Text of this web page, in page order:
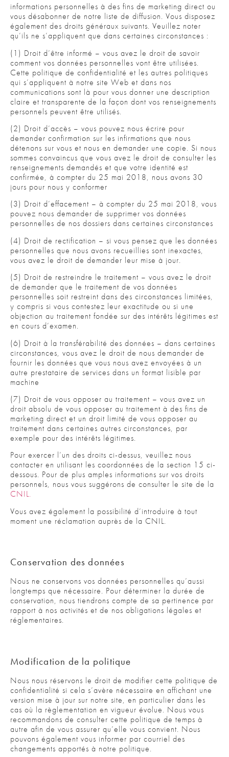
informations personnelles à des fins de marketing direct ou
vous désabonner de notre liste de diffusion. Vous disposez
également des droits généraux suivants. Veuillez noter
qu’ils ne s’appliquent que dans certaines circonstances :
(1) Droit d’être informé – vous avez le droit de savoir
comment vos données personnelles vont être utilisées.
Cette politique de confidentialité et les autres politiques
qui s’appliquent à notre site Web et dans nos
communications sont là pour vous donner une description
claire et transparente de la façon dont vos renseignements
personnels peuvent être utilisés.
(2) Droit d’accès – vous pouvez nous écrire pour
demander confirmation sur les infirmations que nous
détenons sur vous et nous en demander une copie. Si nous
sommes convaincus que vous avez le droit de consulter les
renseignements demandés et que votre identité est
confirmée, à compter du 25 mai 2018, nous avons 30
jours pour nous y conformer
(3) Droit d’effacement – à compter du 25 mai 2018, vous
pouvez nous demander de supprimer vos données
personnelles de nos dossiers dans certaines circonstances
(4) Droit de rectification – si vous pensez que les données
personnelles que nous avons recueillies sont inexactes,
vous avez le droit de demander leur mise à jour.
(5) Droit de restreindre le traitement – vous avez le droit
de demander que le traitement de vos données
personnelles soit restreint dans des circonstances limitées,
y compris si vous contestez leur exactitude ou si une
objection au traitement fondée sur des intérêts légitimes est
en cours d’examen.
(6) Droit à la transférabilité des données – dans certaines
circonstances, vous avez le droit de nous demander de
fournir les données que vous nous avez envoyées à un
autre prestataire de services dans un format lisible par
machine
(7) Droit de vous opposer au traitement – vous avez un
droit absolu de vous opposer au traitement à des fins de
marketing direct et un droit limité de vous opposer au
traitement dans certaines autres circonstances, par
exemple pour des intérêts légitimes.
Pour exercer l’un des droits ci-dessus, veuillez nous
contacter en utilisant les coordonnées de la section 15 ci-
dessous. Pour de plus amples informations sur vos droits
personnels, nous vous suggérons de consulter le site de la
CNIL.
Vous avez également la possibilité d’introduire à tout
moment une réclamation auprès de la CNIL.
Conservation des données
Nous ne conservons vos données personnelles qu’aussi
longtemps que nécessaire. Pour déterminer la durée de
conservation, nous tiendrons compte de sa pertinence par
rapport à nos activités et de nos obligations légales et
réglementaires.
Modification de la politique
Nous nous réservons le droit de modifier cette politique de
confidentialité si cela s’avère nécessaire en affichant une
version mise à jour sur notre site, en particulier dans les
cas où la règlementation en vigueur évolue. Nous vous
recommandons de consulter cette politique de temps à
autre afin de vous assurer qu’elle vous convient. Nous
pouvons également vous informer par courriel des
changements apportés à notre politique.